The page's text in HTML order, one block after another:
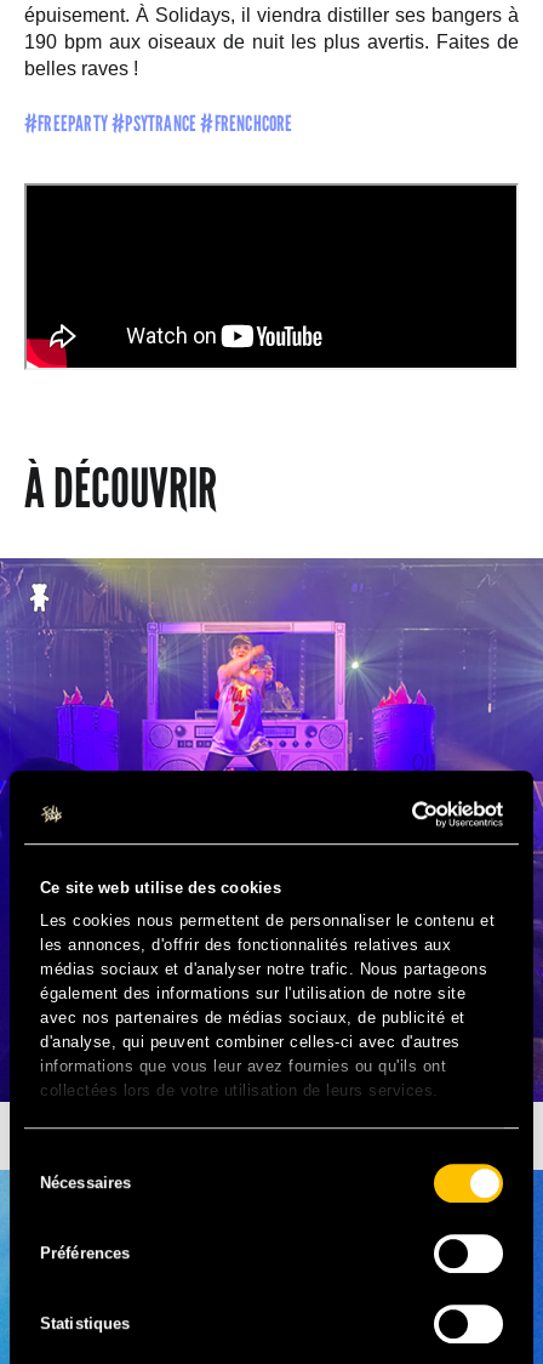
Ce site web utilise des cookies
Les cookies nous permettent de personnaliser le contenu et
les annonces, d'offrir des fonctionnalités relatives aux
médias sociaux et d'analyser notre trafic. Nous partageons
également des informations sur l'utilisation de notre site
avec nos partenaires de médias sociaux, de publicité et
d'analyse, qui peuvent combiner celles-ci avec d'autres
informations que vous leur avez fournies ou qu'ils ont
collectées lors de votre utilisation de leurs services.
duNécessaires
Préférences
Statistiques
épuisement. À Solidays, il viendra distiller ses bangers à
190 bpm aux oiseaux de nuit les plus avertis. Faites de
belles raves !
#FREEPARTY #PSYTRANCE #FRENCHCORE
À DÉCOUVRIR
LES DOIGTS DANS LA PRISE